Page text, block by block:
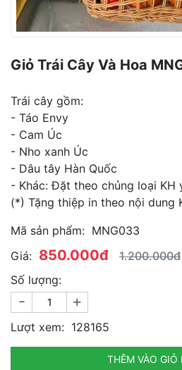
Giỏ Trái Cây Và Hoa
Trái cây gồm:
- Táo Envy
- Cam Úc
- Nho xanh Úc
- Dâu tây Hàn Quốc
- Khác: Đặt theo chủng loại KH
(*) Tặng thiệp in theo nội dung
Mã sản phẩm: MNG033
Giá: 850.000đ
1.200.000đ
Số lượng:
- +
Lượt xem: 128165
THÊM VÀO GIỎ